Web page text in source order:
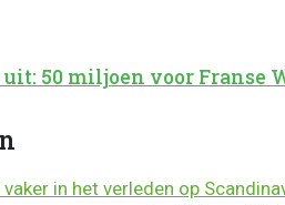
uit: 50 miljoen voor Franse
in het verleden op